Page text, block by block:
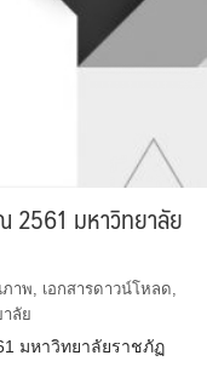
2561 มหาวิทยาลัย
าพ เอกสารดาวน์โหลด
ลัย
มหาวิทยาลัยราชภัฏ